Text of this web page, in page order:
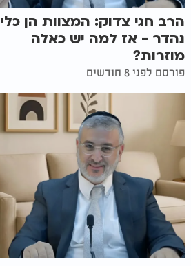
הרב חגי צדוק: המצוות הן כלי
נהדר - אז למה יש כאלה
מוזרות?
פורסם לפני 8 חודשים